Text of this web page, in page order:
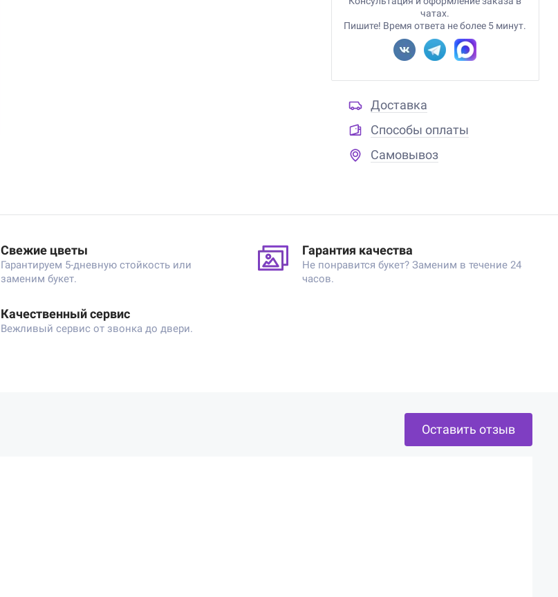
чатах.
Пишите! Время ответа не более 5 минут.
Доставка
Способы оплаты
Самовывоз
Свежие цветы
Гарантируем 5-дневную стойкость или
заменим букет.
Гарантия качества
Не понравится букет? Заменим в течение 24
часов.
Качественный сервис
Вежливый сервис от звонка до двери.
Оставить отзыв